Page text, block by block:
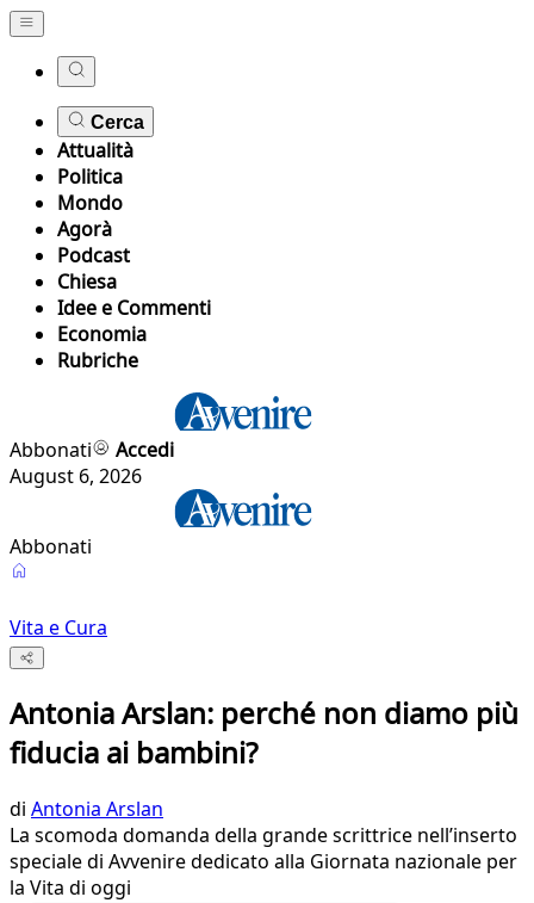
Cerca
Attualità
Politica
Mondo
Agorà
Podcast
Chiesa
Idee e Commenti
Economia
Rubriche
Abbonati
Accedi
August 6, 2026
Abbonati
Vita e Cura
Antonia Arslan: perché non diamo più
fiducia ai bambini?
di Antonia Arslan
La scomoda domanda della grande scrittrice nell’inserto
speciale di Avvenire dedicato alla Giornata nazionale per
la Vita di oggi